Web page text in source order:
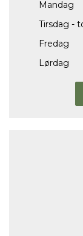
Mandag
Tirsdag -
Fredag
Lørdag